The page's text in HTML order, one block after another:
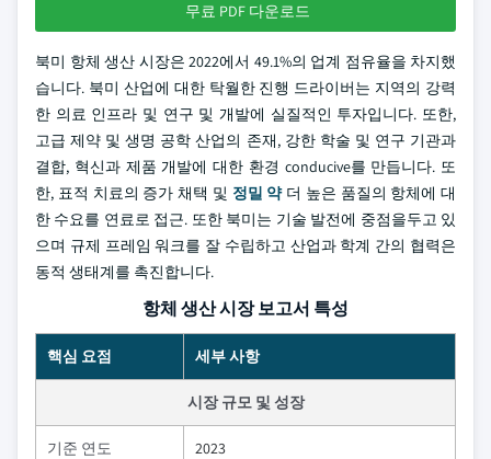
무료 PDF 다운로드
북미 항체 생산 시장은 2022에서 49.1%의 업계 점유율을 차지했
습니다. 북미 산업에 대한 탁월한 진행 드라이버는 지역의 강력
한 의료 인프라 및 연구 및 개발에 실질적인 투자입니다. 또한,
고급 제약 및 생명 공학 산업의 존재, 강한 학술 및 연구 기관과
결합, 혁신과 제품 개발에 대한 환경 conducive를 만듭니다. 또
한, 표적 치료의 증가 채택 및 정밀 약더 높은 품질의 항체에 대
한 수요를 연료로 접근. 또한 북미는 기술 발전에 중점을두고 있
으며 규제 프레임 워크를 잘 수립하고 산업과 학계 간의 협력은
동적 생태계를 촉진합니다.
항체 생산 시장 보고서 특성
핵심 요점 세부 사항
시장 규모 및 성장
기준 연도 2023